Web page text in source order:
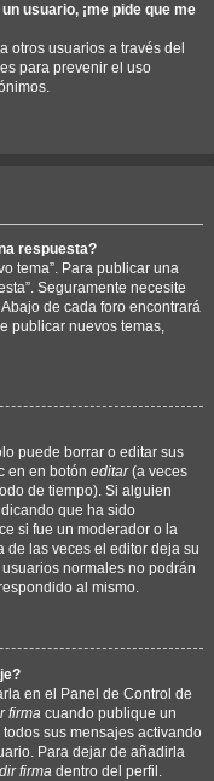
usuario, ¡me pide que me
otros usuarios a través del
para prevenir el uso
respuesta?
tema”. Para publicar una
Seguramente necesite
de cada foro encontrará
publicar nuevos temas,
puede borrar o editar sus
en en botón editar(a veces
de tiempo). Si alguien
que ha sido
si fue un moderador o la
las veces el editor deja su
normales no podrán
al mismo.
en el Panel de Control de
firma cuando publique un
sus mensajes activando
Para dejar de añadirla
firma dentro del perfil.